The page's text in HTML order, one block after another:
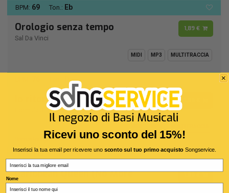
BPM: 69 Ton.: Eb
Orologio senza tempo
Sal Da Vinci
1,89 €
MIDI MP3 MULTITRACCIA
D -
Io ritorno solo
Remastering 1990
BPM:115 Ton.:D -
Caribbean Queen (No More
Love On the Run)
Ricevi uno sconto del 15%!
Inserisci la tua email per ricevere uno sconto sul tuo primo acquistoSongservice.
Nome